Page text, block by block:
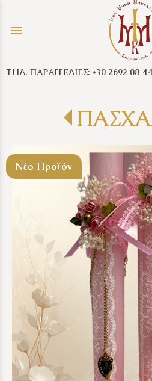
menu
ΤΗΛ. ΠΑΡΑΓΓΕΛΙΕΣ: +30 2692 08
Νέο Προϊόν